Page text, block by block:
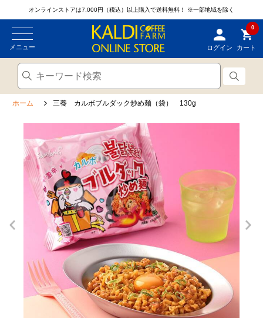
オンラインストアは7,000円（税込）以上購入で送料無料！ ※一部地域を除く
メニュー ログイン
0
カート
ホーム 三養 カルボブルダック炒め麺（袋） 130g